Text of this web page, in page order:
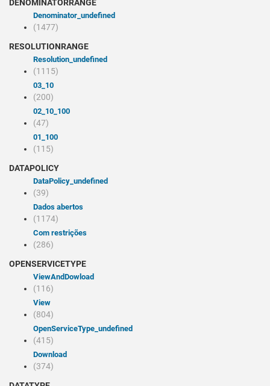
DENOMINATORRANGE
denominator_undefined
(1477)
RESOLUTIONRANGE
resolution_undefined
(1115)
03_10
(200)
02_10_100
(47)
01_100
(115)
DATAPOLICY
dataPolicy_undefined
(39)
Dados abertos
(1174)
Com restrições
(286)
OPENSERVICETYPE
viewAndDowload
(116)
view
(804)
openServiceType_undefined
(415)
Download
(374)